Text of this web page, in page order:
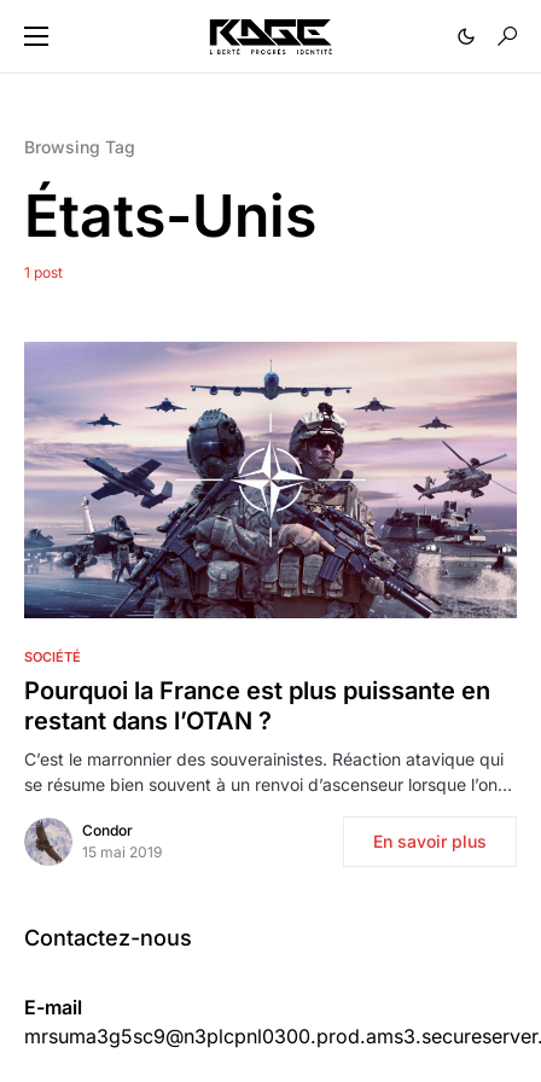
Browsing Tag
États-Unis
1 post
SOCIÉTÉ
Pourquoi la France est plus puissante en
restant dans l’OTAN ?
C’est le marronnier des souverainistes. Réaction atavique qui
se résume bien souvent à un renvoi d’ascenseur lorsque l’on…
Condor
15 mai 2019
En savoir plus
Contactez-nous
E-mail